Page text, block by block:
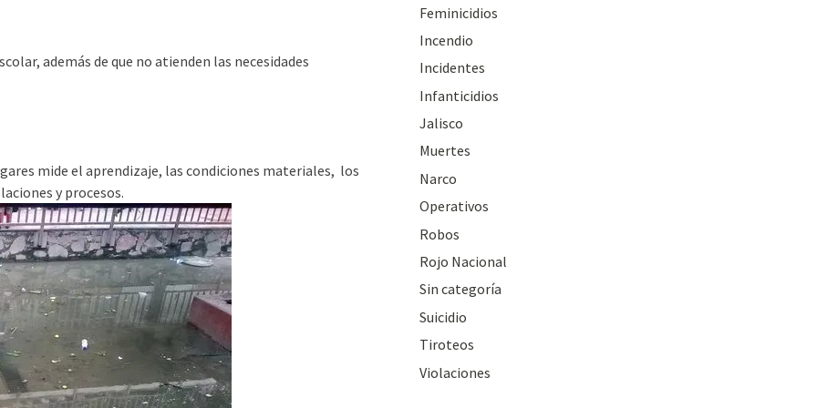
además de que no atienden las necesidades
mide el aprendizaje, las condiciones materiales, los
y procesos.
Feminicidios
Incendio
Incidentes
Infanticidios
Jalisco
Muertes
Narco
Operativos
Robos
Rojo Nacional
Sin categoría
Suicidio
Tiroteos
Violaciones